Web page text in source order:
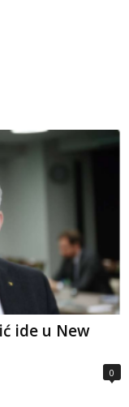
ide u New
0